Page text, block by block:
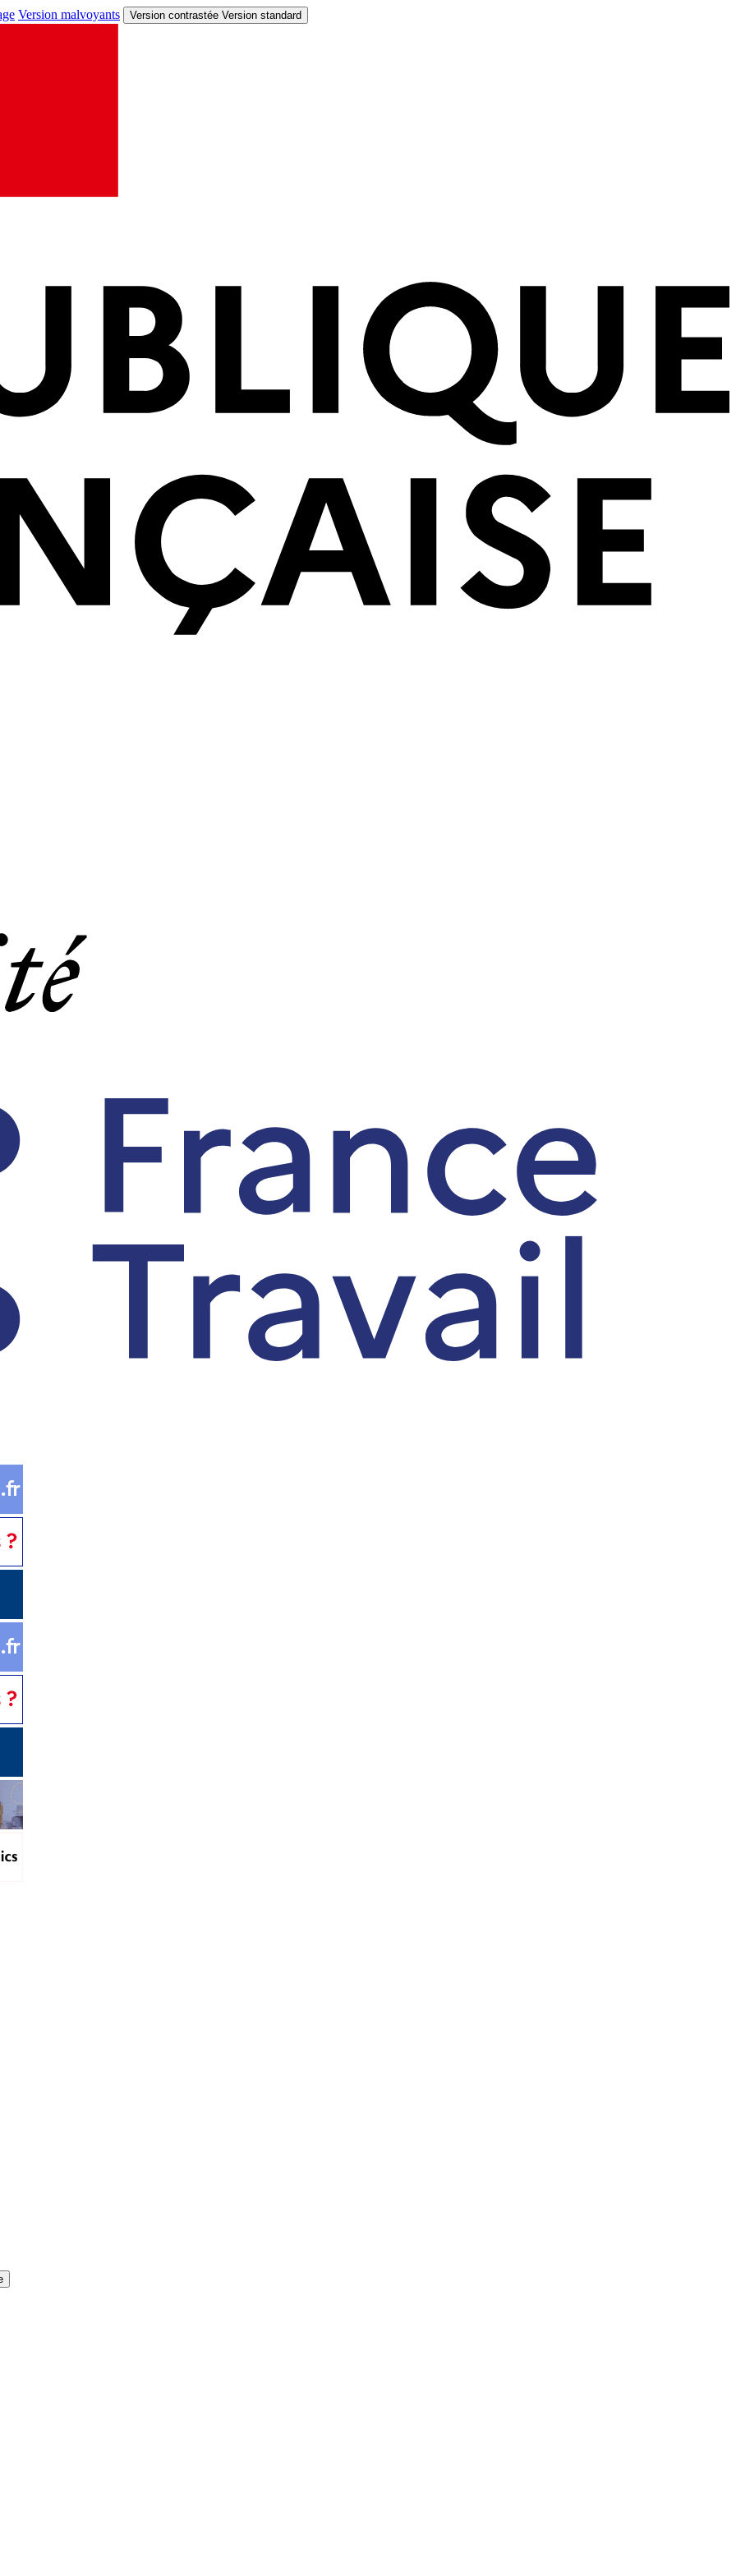
Version malvoyants Version contrastée Version standard